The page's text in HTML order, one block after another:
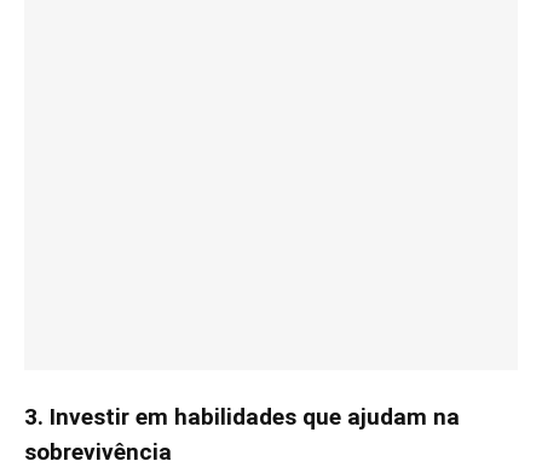
3. Investir em habilidades que ajudam na
sobrevivência